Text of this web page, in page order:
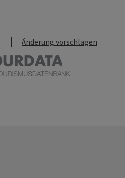
Änderung vorschlagen